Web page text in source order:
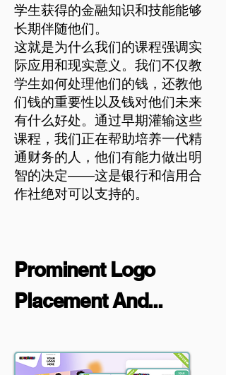
学生获得的金融知识和技能能够
长期伴随他们。
这就是为什么我们的课程强调实
际应用和现实意义。我们不仅教
学生如何处理他们的钱，还教他
们钱的重要性以及钱对他们未来
有什么好处。通过早期灌输这些
课程，我们正在帮助培养一代精
通财务的人，他们有能力做出明
智的决定——这是银行和信用合
作社绝对可以支持的。
Prominent Logo
Placement And...